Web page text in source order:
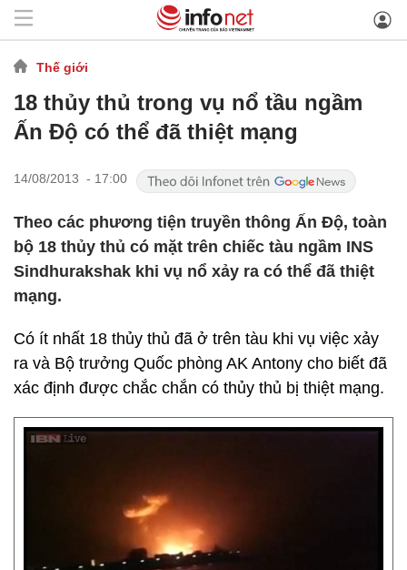
Thế giới
18 thủy thủ trong vụ nổ tầu ngầm
Ấn Độ có thể đã thiệt mạng
14/08/2013 - 17:00
Theo các phương tiện truyền thông Ấn Độ, toàn
bộ 18 thủy thủ có mặt trên chiếc tàu ngầm INS
Sindhurakshak khi vụ nổ xảy ra có thể đã thiệt
mạng.
Có ít nhất 18 thủy thủ đã ở trên tàu khi vụ việc xảy
ra và Bộ trưởng Quốc phòng AK Antony cho biết đã
xác định được chắc chắn có thủy thủ bị thiệt mạng.